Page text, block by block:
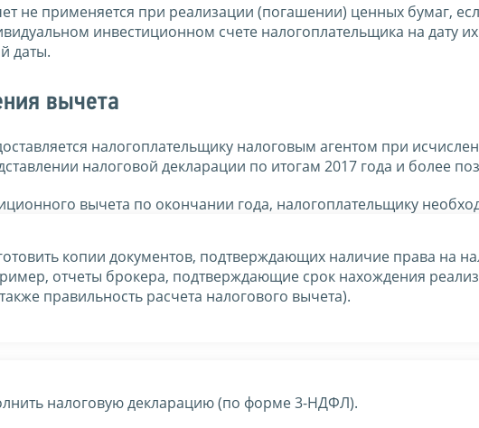
не применяется при реализации (погашении) ценных бумаг,
инвестиционном счете налогоплательщика на дату
даты.
вычета
налогоплательщику налоговым агентом при
налоговой декларации по итогам 2017 года и более
вычета по окончании года, налогоплательщику
копии документов, подтверждающих наличие права на
отчеты брокера, подтверждающие срок нахождения
правильность расчета налогового вычета).
налоговую декларацию (по форме 3-НДФЛ).